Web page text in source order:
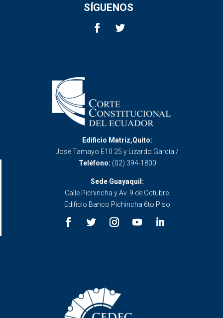
SÍGUENOS
Edificio Matriz,Quito:
José Tamayo E10 25 y Lizardo García /
Teléfono: (02) 394-1800
Sede Guayaquil:
Calle Pichincha y Av. 9 de Octubre.
Edificio Banco Pichincha 6to Piso